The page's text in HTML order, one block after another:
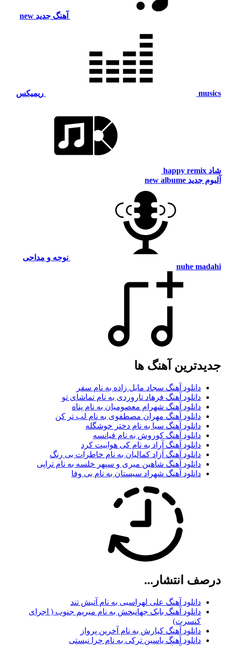
آهنگ جدید new
musics ریمیکس
شاد happy remix
آلبوم جدید new albume
نوحه و مداحی
nuhe madahi
جدیدترین آهنگ ها
دانلود آهنگ سجاد مایل زاده به نام سفر
دانلود آهنگ فرهاد تاروردی به نام تماشای تو
دانلود آهنگ شهرام معصومیان به نام پناه
دانلود آهنگ مهران مصطفوی به نام لب تر کن
دانلود آهنگ سیا به نام دختر خوشگله
دانلود آهنگ کوروش به نام فیانسه
دانلود آهنگ آراد به نام کی هواییت کرد
دانلود آهنگ آزاد کمالیان به نام خاطرات بی رنگ
دانلود آهنگ شاهین میری و سپهر خلسه به نام تراپی
دانلود آهنگ شهراد سیستان به نام بی وفا
درصف انتشار...
دانلود آهنگ علی لهراسبی به نام آتیش تند
دانلود آهنگ بابک جهانبخش به نام میریم جنوب ( اجرای
کنسرت)
دانلود آهنگ کیارش به نام آخرین پرواز
دانلود آهنگ یاسین ترکی به نام چرا نیستی